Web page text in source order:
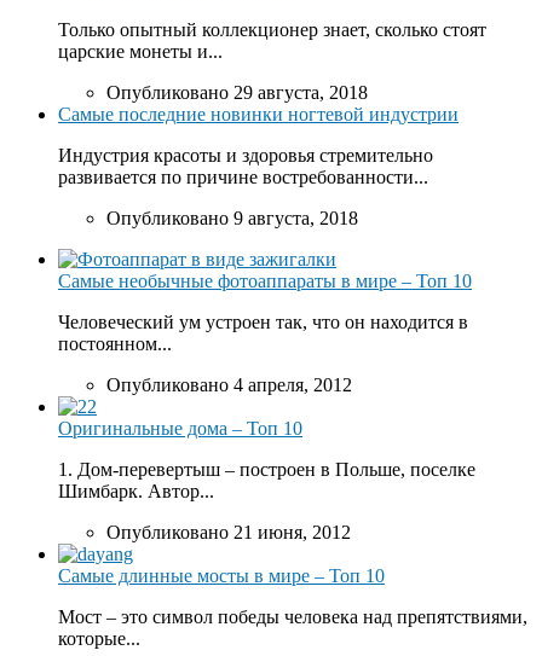
Только опытный коллекционер знает, сколько стоят
царские монеты и...
Опубликовано 29 августа, 2018
Самые последние новинки ногтевой индустрии
Индустрия красоты и здоровья стремительно
развивается по причине востребованности...
Опубликовано 9 августа, 2018
Самые необычные фотоаппараты в мире – Топ 10
Человеческий ум устроен так, что он находится в
постоянном...
Опубликовано 4 апреля, 2012
Оригинальные дома – Топ 10
1. Дом-перевертыш – построен в Польше, поселке
Шимбарк. Автор...
Опубликовано 21 июня, 2012
Самые длинные мосты в мире – Топ 10
Мост – это символ победы человека над препятствиями,
которые...